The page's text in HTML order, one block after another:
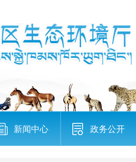
新闻中心 政务公开